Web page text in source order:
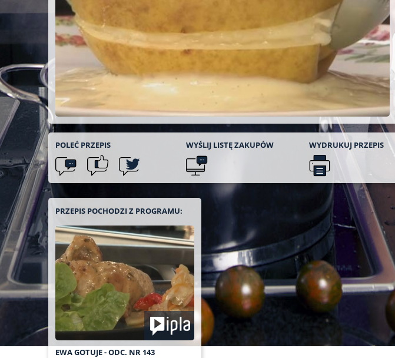
POLEĆ PRZEPIS WYŚLIJ LISTĘZAKUPÓW WYDRUKUJ PRZEPIS
PRZEPIS POCHODZI Z PROGRAMU:
EWA GOTUJE - ODC. NR 143